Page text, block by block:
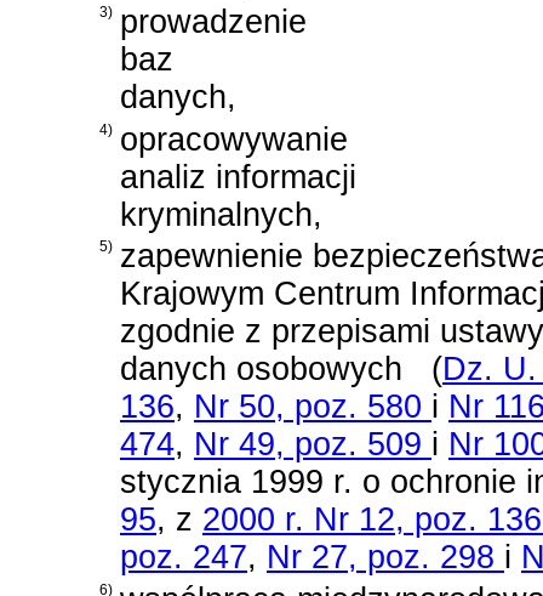
3) prowadzenie
baz
danych,
4) opracowywanie
analiz informacji
kryminalnych,
5) zapewnienie
Krajowym Centrum
zgodnie z przepisami
danych osobowych
(Dz.
136, Nr 50, poz. 580 i Nr
474, Nr 49, poz. 509 i Nr
stycznia 1999 r. o ochronie
95, z 2000 r. Nr 12, poz.
poz. 247, Nr 27, poz. 298 i
6)